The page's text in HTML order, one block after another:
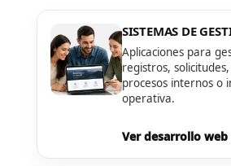
SISTEMAS DE
Aplicaciones para
registros,
procesos internos o
operativa.
Ver desarrollo